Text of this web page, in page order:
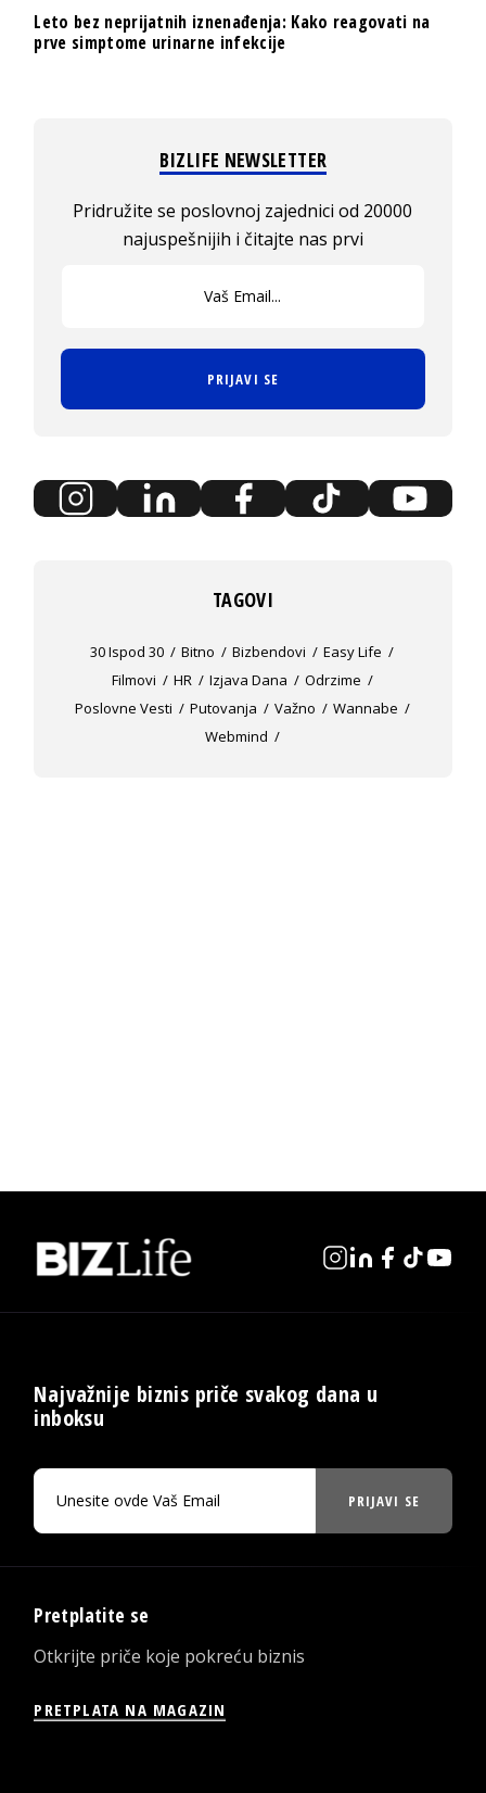
Leto bez neprijatnih iznenađenja: Kako reagovati na
prve simptome urinarne infekcije
BIZLIFE NEWSLETTER
Pridružite se poslovnoj zajednici od 20000
najuspešnijih i čitajte nas prvi
PRIJAVI SE
TAGOVI
30 Ispod 30 Bitno Bizbendovi
Easy Life
Filmovi
HR Izjava Dana
Odrzime
Poslovne Vesti
Putovanja Važno
Wannabe
Webmind
Najvažnije biznis priče svakog dana u
inboksu
PRIJAVI SE
Pretplatite se
Otkrijte priče koje pokreću biznis
PRETPLATA NA MAGAZIN